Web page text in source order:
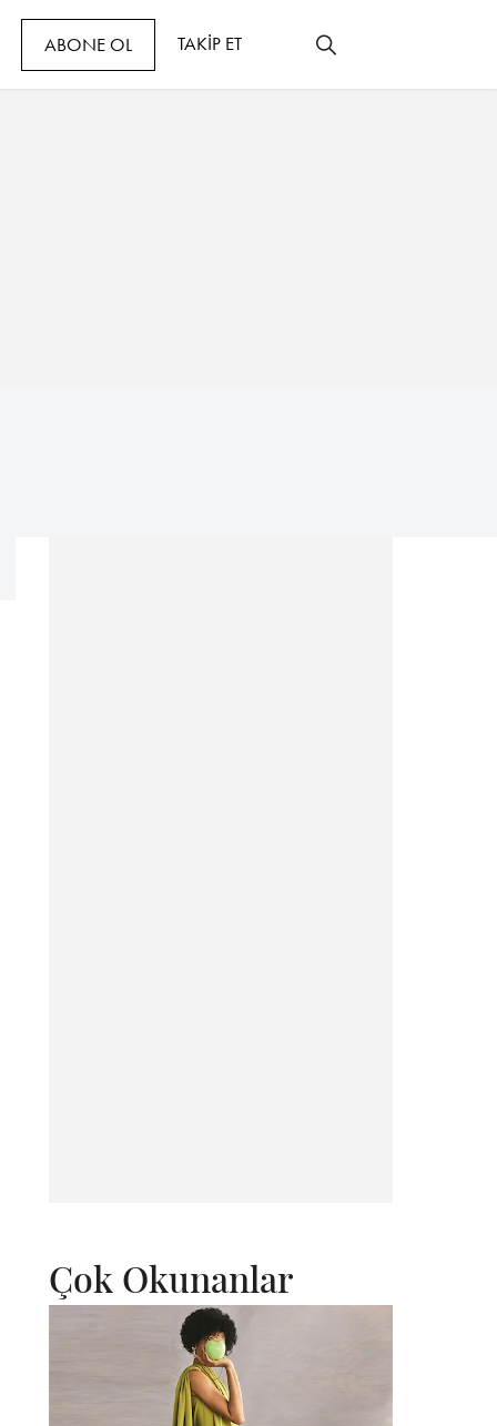
ABONE OL TAKİP ET
Çok Okunanlar